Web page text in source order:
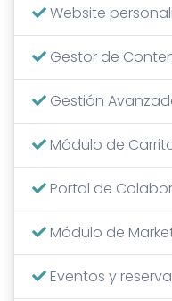
Website
Gestor de
Gestión
Módulo de
Portal de
Módulo de
Eventos y